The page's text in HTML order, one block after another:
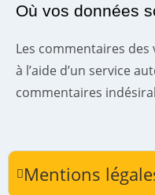
Où vos données
Les commentaires
à l’aide d’un service
commentaires
Mentions